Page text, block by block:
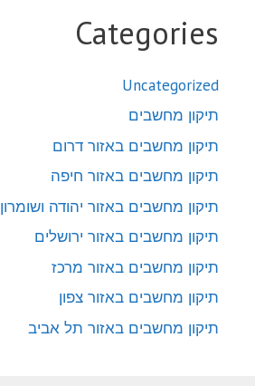
Categories
Uncategorized
תיקון מחשבים
תיקון מחשבים באזור דרום
תיקון מחשבים באזור חיפה
תיקון מחשבים באזור יהודה ושומרון
תיקון מחשבים באזור ירושלים
תיקון מחשבים באזור מרכז
תיקון מחשבים באזור צפון
תיקון מחשבים באזור תל אביב